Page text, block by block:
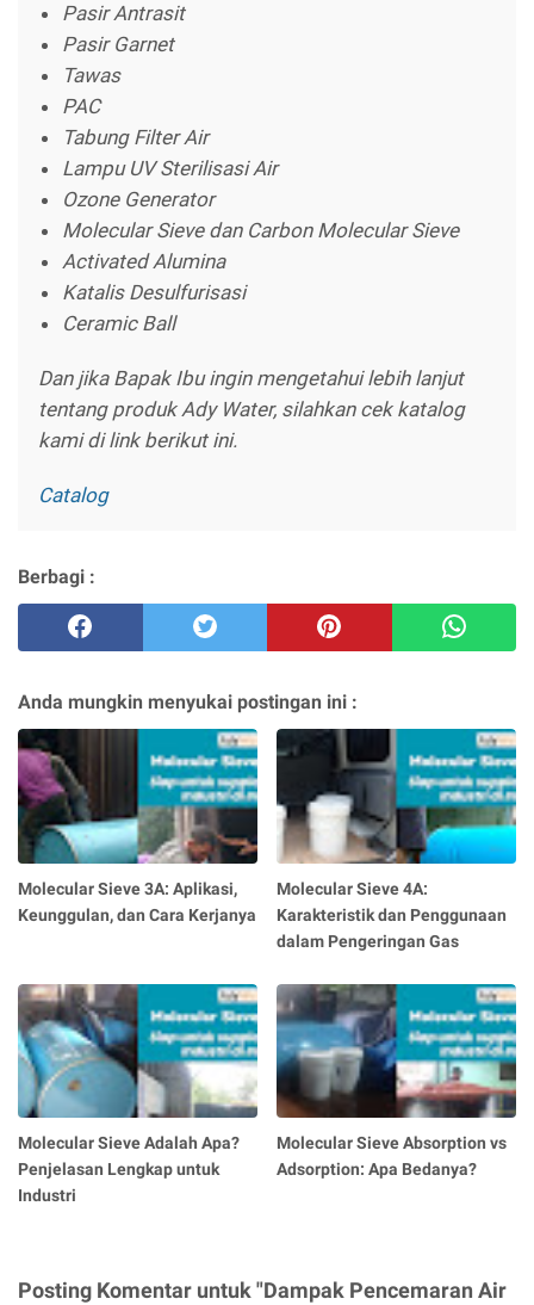
Pasir Antrasit
Pasir Garnet
Tawas
PAC
Tabung Filter Air
Lampu UV Sterilisasi Air
Ozone Generator
Molecular Sieve dan Carbon Molecular Sieve
Activated Alumina
Katalis Desulfurisasi
Ceramic Ball
Dan jika Bapak Ibu ingin mengetahui lebih lanjut
tentang produk Ady Water, silahkan cek katalog
kami di link berikut ini.
Catalog
Berbagi :
Anda mungkin menyukai postingan ini :
Molecular Sieve 3A: Aplikasi,
Keunggulan, dan Cara Kerjanya
Molecular Sieve 4A:
Karakteristik dan Penggunaan
dalam Pengeringan Gas
Molecular Sieve Adalah Apa?
Penjelasan Lengkap untuk
Industri
Molecular Sieve Absorption vs
Adsorption: Apa Bedanya?
Posting Komentar untuk "Dampak Pencemaran Air